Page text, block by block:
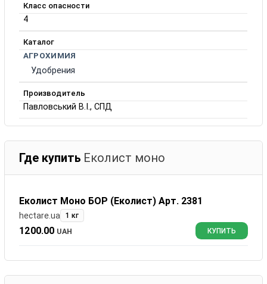
Класс опасности
4
Каталог
АГРОХИМИЯ
Удобрения
Производитель
Павловський В.І., СПД
Где купить Еколист моно
Еколист Моно БОР (Еколист) Арт. 2381
hectare.ua 1 кг
1200.00 UAH КУПИТЬ